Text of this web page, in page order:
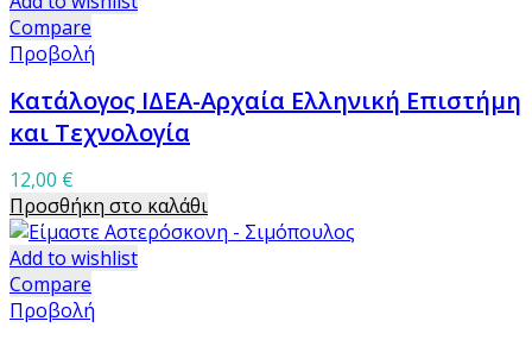
Compare
Προβολή
Κατάλογος ΙΔΕΑ-Αρχαία Ελληνική Επιστήμη
και Τεχνολογία
12,00 €
Προσθήκη στο καλάθι
Add to wishlist
Compare
Προβολή